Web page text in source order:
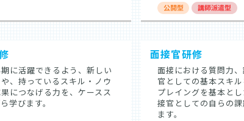
に活躍できるよう、新しい
、持っているスキル・ノウ
につなげる力を、ケースス
学びます。
面接官研修
面接における質問力
官としての基本スキ
プレイングを基本と
接官としての自らの
ます。